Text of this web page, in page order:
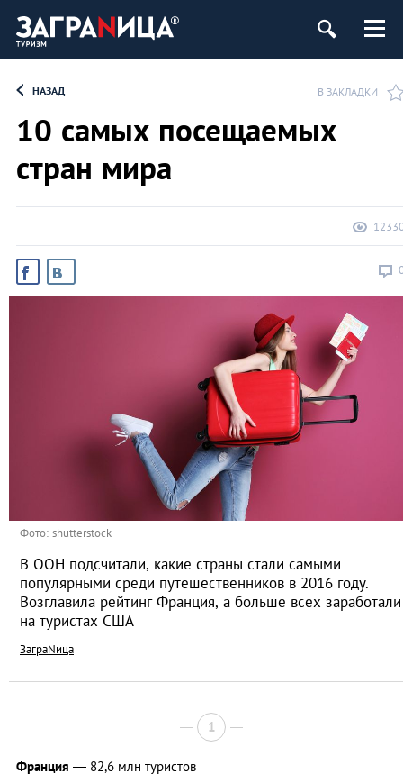
НАЗАД В ЗАКЛАДКИ
10 самых посещаемых
стран мира
Фото: shutterstock
В ООН подсчитали, какие страны стали самыми
популярными среди путешественников в 2016 году.
Возглавила рейтинг Франция, а больше всех заработали
на туристах США
ЗаграNица
1
Франция — 82,6 млн туристов